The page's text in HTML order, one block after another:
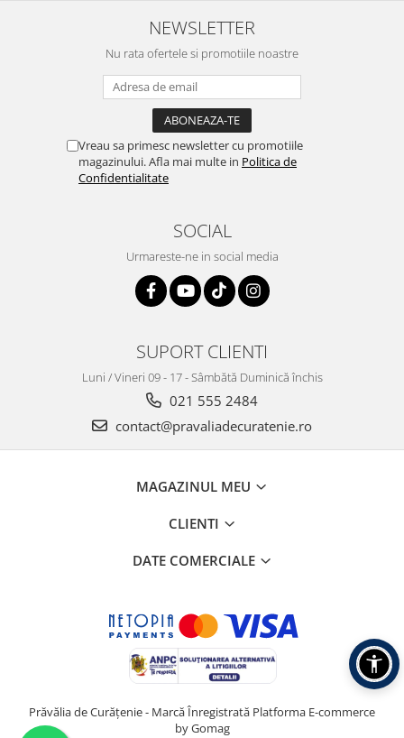
NEWSLETTER
Nu rata ofertele si promotiile noastre
Vreau sa primesc newsletter cu promotiile
magazinului. Afla mai multe in Politica de
Confidentialitate
SOCIAL
Urmareste-ne in social media
SUPORT CLIENTI
Luni / Vineri 09 - 17 - Sâmbătă Duminică închis
021 555 2484
contact@pravaliadecuratenie.ro
MAGAZINUL MEU
CLIENTI
DATE COMERCIALE
Prăvălia de Curățenie - Marcă Înregistrată Platforma E-commerce
by Gomag